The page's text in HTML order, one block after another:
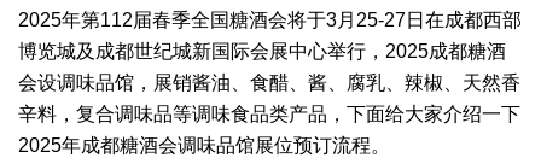
2025年第112届春季全国糖酒会将于3月25-27日在成都西部
博览城及成都世纪城新国际会展中心举行，2025成都糖酒
会设调味品馆，展销酱油、食醋、酱、腐乳、辣椒、天然香
辛料，复合调味品等调味食品类产品，下面给大家介绍一下
2025年成都糖酒会调味品馆展位预订流程。